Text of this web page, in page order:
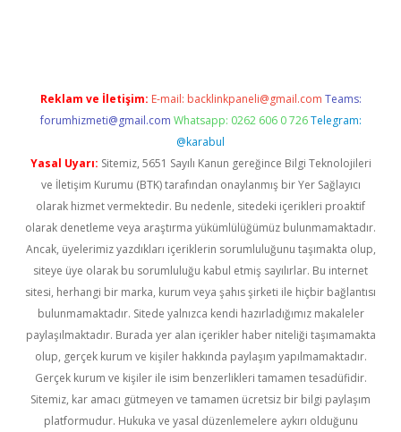
Reklam ve İletişim: E-mail: backlinkpaneli@gmail.com Teams:
forumhizmeti@gmail.com Whatsapp: 0262 606 0 726 Telegram:
@karabul
Yasal Uyarı: Sitemiz, 5651 Sayılı Kanun gereğince Bilgi Teknolojileri
ve İletişim Kurumu (BTK) tarafından onaylanmış bir Yer Sağlayıcı
olarak hizmet vermektedir. Bu nedenle, sitedeki içerikleri proaktif
olarak denetleme veya araştırma yükümlülüğümüz bulunmamaktadır.
Ancak, üyelerimiz yazdıkları içeriklerin sorumluluğunu taşımakta olup,
siteye üye olarak bu sorumluluğu kabul etmiş sayılırlar. Bu internet
sitesi, herhangi bir marka, kurum veya şahıs şirketi ile hiçbir bağlantısı
bulunmamaktadır. Sitede yalnızca kendi hazırladığımız makaleler
paylaşılmaktadır. Burada yer alan içerikler haber niteliği taşımamakta
olup, gerçek kurum ve kişiler hakkında paylaşım yapılmamaktadır.
Gerçek kurum ve kişiler ile isim benzerlikleri tamamen tesadüfidir.
Sitemiz, kar amacı gütmeyen ve tamamen ücretsiz bir bilgi paylaşım
platformudur. Hukuka ve yasal düzenlemelere aykırı olduğunu